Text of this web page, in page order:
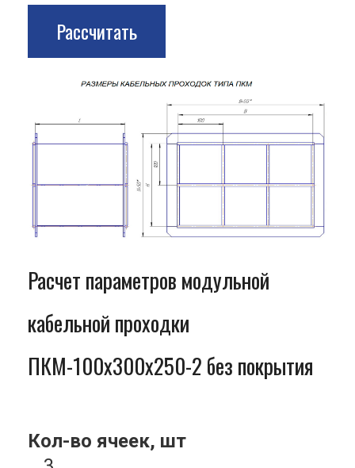
Рассчитать
Расчет параметров модульной
кабельной проходки
ПКМ-100x300x250-2 без покрытия
Кол-во ячеек, шт